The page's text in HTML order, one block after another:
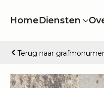
HomeDiensten
Terug naar